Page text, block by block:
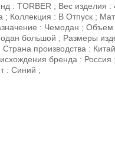
: TORBER ; Вес изделия :
; Коллекция : В Отпуск ;
: Чемодан ;
большой ; Размеры
Страна производства :
бренда : Россия
: Синий ;